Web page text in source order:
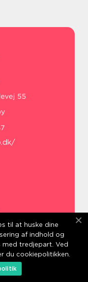
til at huske dine
af indhold og
med tredjepart. Ved
du cookiepolitikken.